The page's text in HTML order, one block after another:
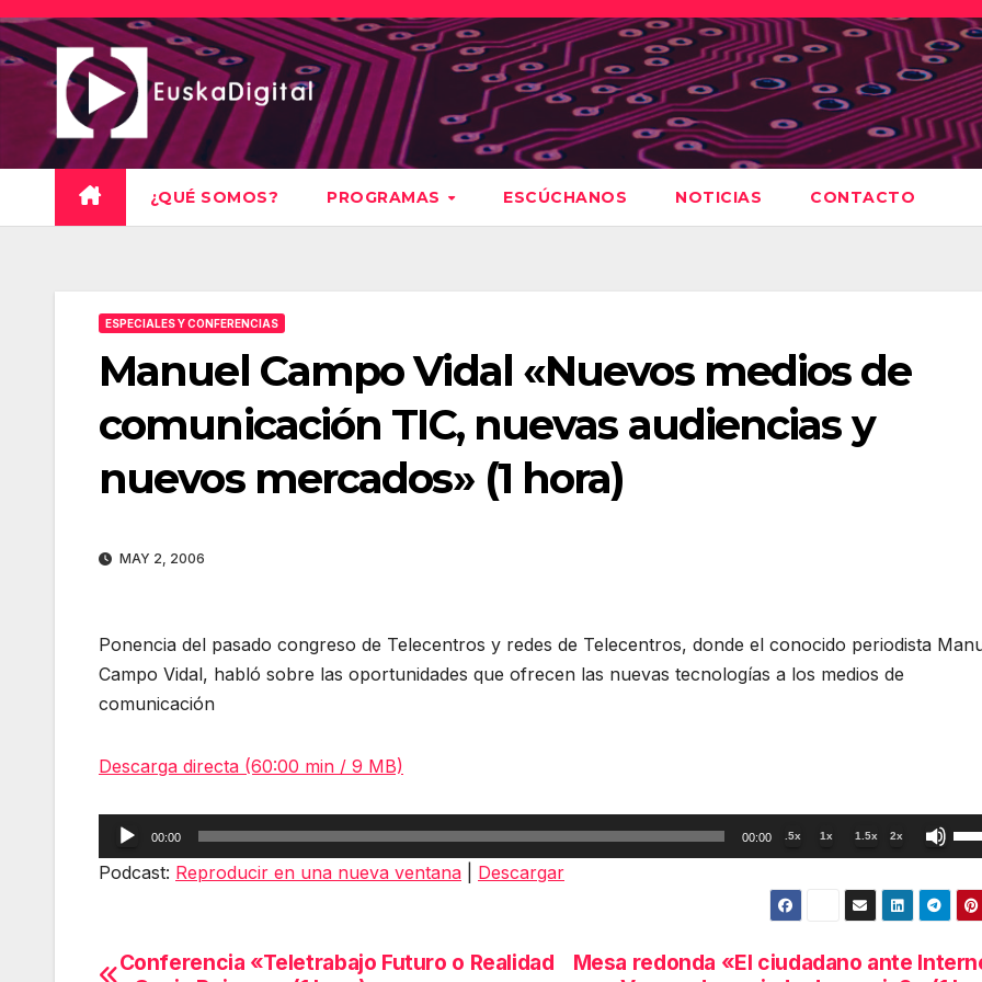
Saltar
al
contenido
¿QUÉ SOMOS? PROGRAMAS ESCÚCHANOS NOTICIAS CONTACTO
ESPECIALES Y CONFERENCIAS
Manuel Campo Vidal «Nuevos medios de
comunicación TIC, nuevas audiencias y
nuevos mercados» (1 hora)
MAY 2, 2006
Ponencia del pasado congreso de Telecentros y redes de Telecentros, donde el conocido periodista
Campo Vidal, habló sobre las oportunidades que ofrecen las nuevas tecnologías a los medios de
comunicación
Descarga directa (60:00 min / 9 MB)
Reproductor
de
00:00 00:00 .5x 1x 1.5x 2x
las
de
Podcast: Reproducir en una nueva ventana Descargar
Navegación
Mesa redonda «El ciudadano ante
Conferencia «Teletrabajo Futuro o Realidad